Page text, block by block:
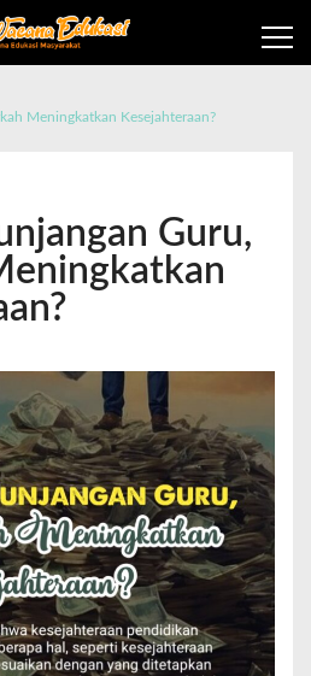
Meningkatkan Kesejahteraan?
Guru,